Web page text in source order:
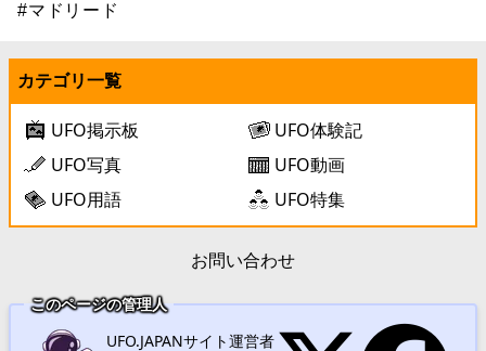
#マドリード
カテゴリ一覧
UFO掲示板
UFO体験記
UFO写真
UFO動画
UFO用語
UFO特集
お問い合わせ
このページの管理人
UFO.JAPANサイト運営者